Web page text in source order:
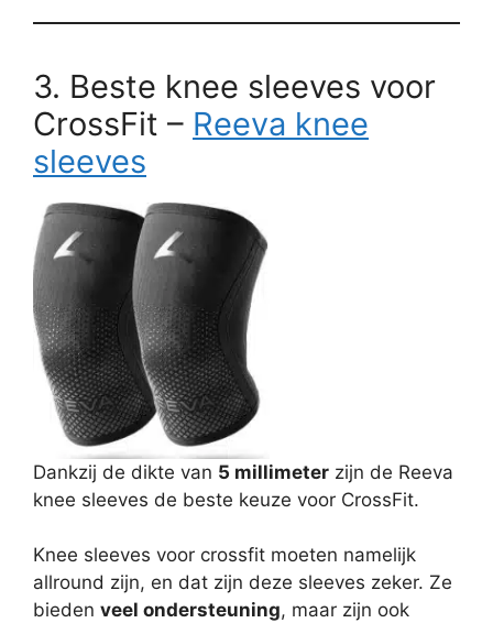
3. Beste knee sleeves voor
CrossFit – Reeva knee
sleeves
Dankzij de dikte van 5 millimeter zijn de Reeva
knee sleeves de beste keuze voor CrossFit.
Knee sleeves voor crossfit moeten namelijk
allround zijn, en dat zijn deze sleeves zeker. Ze
bieden veel ondersteuning, maar zijn ook